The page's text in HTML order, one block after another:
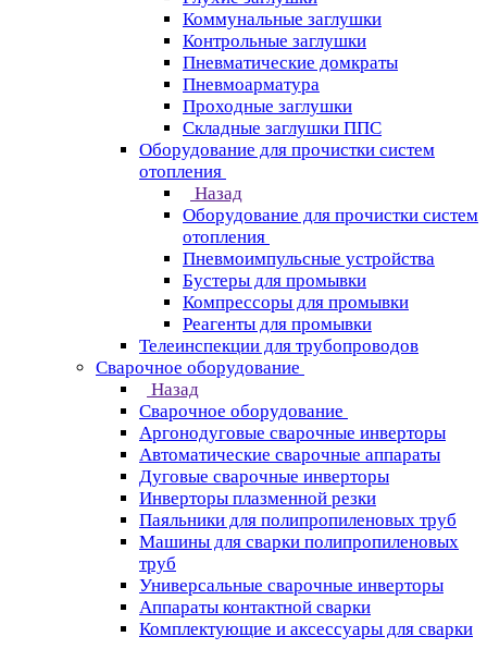
Коммунальные заглушки
Контрольные заглушки
Пневматические домкраты
Пневмоарматура
Проходные заглушки
Складные заглушки ППС
Оборудование для прочистки систем
отопления
Назад
Оборудование для прочистки систем
отопления
Пневмоимпульсные устройства
Бустеры для промывки
Компрессоры для промывки
Реагенты для промывки
Телеинспекции для трубопроводов
Сварочное оборудование
Назад
Сварочное оборудование
Аргонодуговые сварочные инверторы
Автоматические сварочные аппараты
Дуговые сварочные инверторы
Инверторы плазменной резки
Паяльники для полипропиленовых труб
Машины для сварки полипропиленовых
труб
Универсальные сварочные инверторы
Аппараты контактной сварки
Комплектующие и аксессуары для сварки